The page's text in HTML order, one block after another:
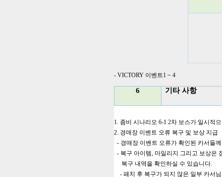
- VICTORY 이벤트 1 ~ 4
6 기타 사항
1. 좀비 시나리오 6-1 2차 보스가 일시적
2. 경매장 이벤트 오류 복구 및 보상 지급
- 경매장 이벤트 오류가 확인된 카서들
- 복구 아이템 마일리지 그리고 보상은
복구 내역을 확인하실 수 있습니다
- 패치 후 복구가 되지 않은 일부 카서